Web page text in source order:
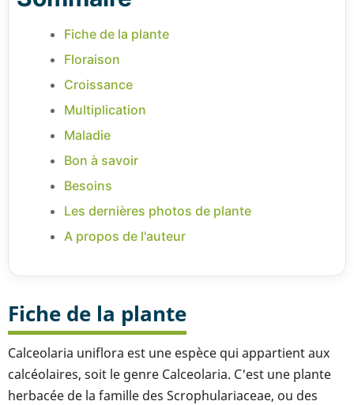
Fiche de la plante
Floraison
Croissance
Multiplication
Maladie
Bon à savoir
Besoins
Les dernières photos de plante
A propos de l'auteur
Fiche de la plante
Calceolaria uniflora est une espèce qui appartient aux
calcéolaires, soit le genre Calceolaria. C'est une plante
herbacée de la famille des Scrophulariaceae, ou des